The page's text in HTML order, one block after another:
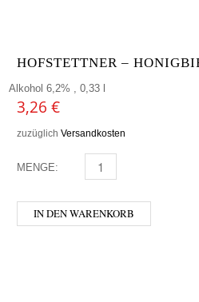
HOFSTETTNER –
Alkohol 6,2% , 0,33 l
3,26 €
zuzüglich Versandkosten
MENGE: HOFSTETTNER -
IN DEN WARENKORB